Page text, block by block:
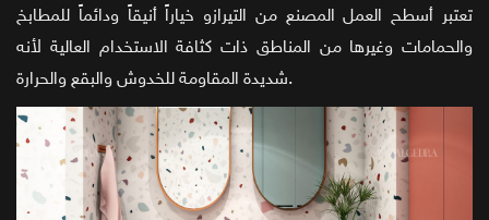
تعتبر أسطح العمل المصنع من التيرازو خياراً أنيقاً ودائماً للمطابخ
والحمامات وغيرها من المناطق ذات كثافة الاستخدام العالية لأنه
شديدة المقاومة للخدوش والبقع والحرارة.